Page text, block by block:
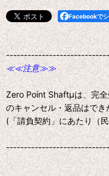
Facebookで
≪≪注意≫≫
Zero Point Shaftμは、完
のキャンセル・返品はでき
(「請負契約」にあたり（